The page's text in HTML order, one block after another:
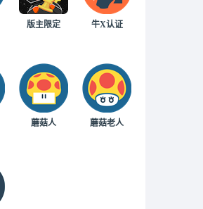
版主限定 牛X认证
蘑菇人 蘑菇老人